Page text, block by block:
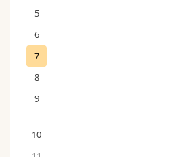
5
6
7
8
9
10